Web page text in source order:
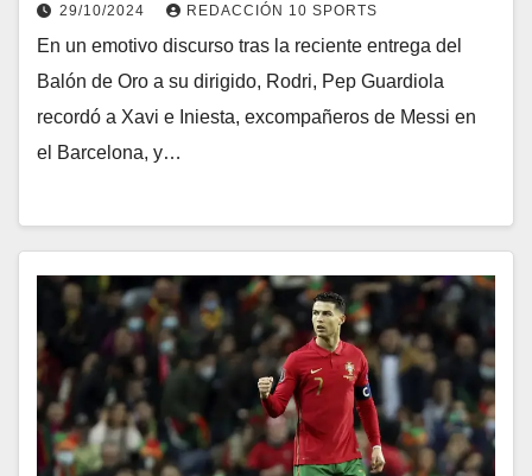
29/10/2024 REDACCIÓN 10 SPORTS
En un emotivo discurso tras la reciente entrega del
Balón de Oro a su dirigido, Rodri, Pep Guardiola
recordó a Xavi e Iniesta, excompañeros de Messi en
el Barcelona, ​​y…